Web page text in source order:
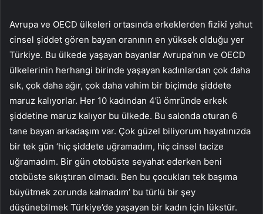
Avrupa ve OECD ülkeleri ortasında erkeklerden fizikî yahut
cinsel şiddet gören bayan oranının en yüksek olduğu yer
Türkiye. Bu ülkede yaşayan bayanlar Avrupa’nın ve OECD
ülkelerinin herhangi birinde yaşayan kadınlardan çok daha
sık, çok daha ağır, çok daha vahim bir biçimde şiddete
maruz kalıyorlar. Her 10 kadından 4’ü ömründe erkek
şiddetine maruz kalıyor bu ülkede. Bu salonda oturan 6
tane bayan arkadaşım var. Çok güzel biliyorum hayatınızda
bir tek gün ‘hiç şiddete uğramadım, hiç cinsel tacize
uğramadım. Bir gün otobüste seyahat ederken beni
otobüste sıkıştıran olmadı. Ben bu çocukları tek başıma
büyütmek zorunda kalmadım’ bu türlü bir şey
düşünebilmek Türkiye’de yaşayan bir kadın için lükstür.